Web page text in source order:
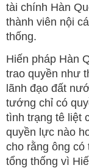
tài chính Hàn
thành viên nội
thống.
Hiến pháp Hàn
trao quyền như
lãnh đạo đất
tướng chỉ có
tình trạng tê liệt
quyền lực nào
cho rằng ông có
tổng thống vì